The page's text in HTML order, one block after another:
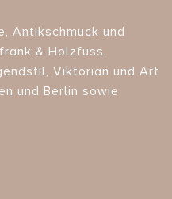
Antikschmuck und
& Holzfuss.
Viktorian und Art
und Berlin sowie